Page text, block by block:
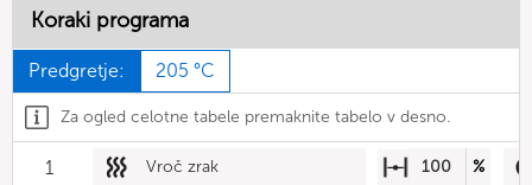
Koraki programa
Predgretje: 205 °C
Za ogled celotne tabele premaknite tabelo v desno.
1 Vroč zrak 100 %